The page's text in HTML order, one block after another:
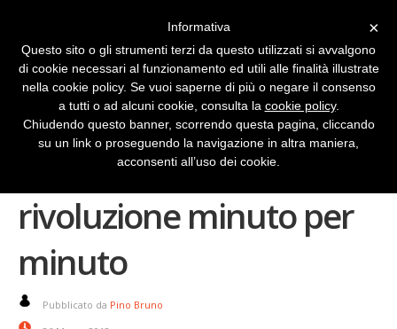
Syria Tracker la
rivoluzione minuto per
minuto
Pubblicato da Pino Bruno
×
Informativa
Questo sito o gli strumenti terzi da questo utilizzati si avvalgono
di cookie necessari al funzionamento ed utili alle finalità illustrate
nella cookie policy. Se vuoi saperne di più o negare il consenso
a tutti o ad alcuni cookie, consulta la cookie policy.
Chiudendo questo banner, scorrendo questa pagina, cliccando
su un link o proseguendo la navigazione in altra maniera,
acconsenti all’uso dei cookie.